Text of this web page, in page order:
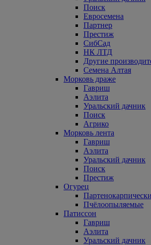
Поиск
Евросемена
Партнер
Престиж
СибСад
НК ЛТД
Другие
Семена Алтая
Морковь драже
Гавриш
Аэлита
Уральский дачник
Поиск
Агрико
Морковь лента
Гавриш
Аэлита
Уральский дачник
Поиск
Престиж
Огурец
Пчёлоопыляемые
Патиссон
Гавриш
Аэлита
Уральский дачник